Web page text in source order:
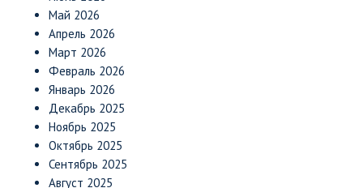
Май 2026
Апрель 2026
Март 2026
Февраль 2026
Январь 2026
Декабрь 2025
Ноябрь 2025
Октябрь 2025
Сентябрь 2025
Август 2025